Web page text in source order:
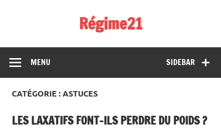
Régime21
SIDEBAR
MENU
CATÉGORIE : ASTUCES
LES LAXATIFS FONT-ILS PERDRE DU POIDS ?